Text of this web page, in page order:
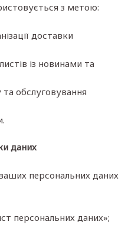
з метою:
доставки
із новинами та
обслуговування
даних
персональних даних
персональних даних»;